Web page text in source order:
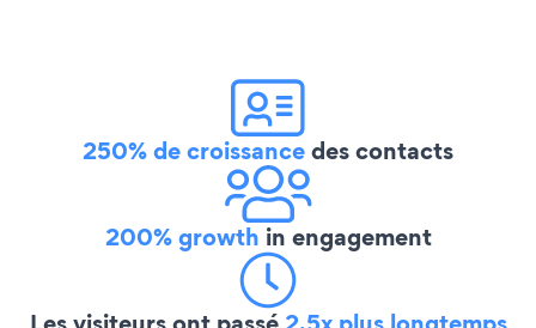
250% de croissancedes contacts
200% growth in engagement